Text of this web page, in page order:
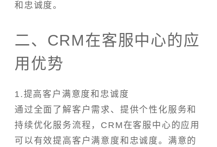
和忠诚度。
二、CRM在客服中心的应
用优势
1.提高客户满意度和忠诚度
通过全面了解客户需求、提供个性化服务和
持续优化服务流程，CRM在客服中心的应用
可以有效提高客户满意度和忠诚度。满意的